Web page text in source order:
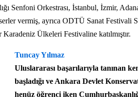
Senfoni Orkestrası, İstanbul, İzmir,
vermiş, ayrıca ODTÜ Sanat Festivali
Ülkeleri Festivaline katılmıştır.
Tuncay Yılmaz
Uluslararası başarılarıyla tanınan
başladığı ve Ankara Devlet
henüz öğrenci iken